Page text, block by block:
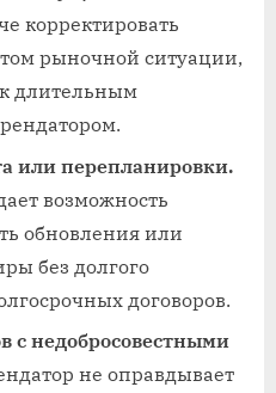
корректировать
рыночной ситуации,
длительным
или перепланировки.
возможность
обновления или
без долгого
договоров.
с недобросовестными
не оправдывает